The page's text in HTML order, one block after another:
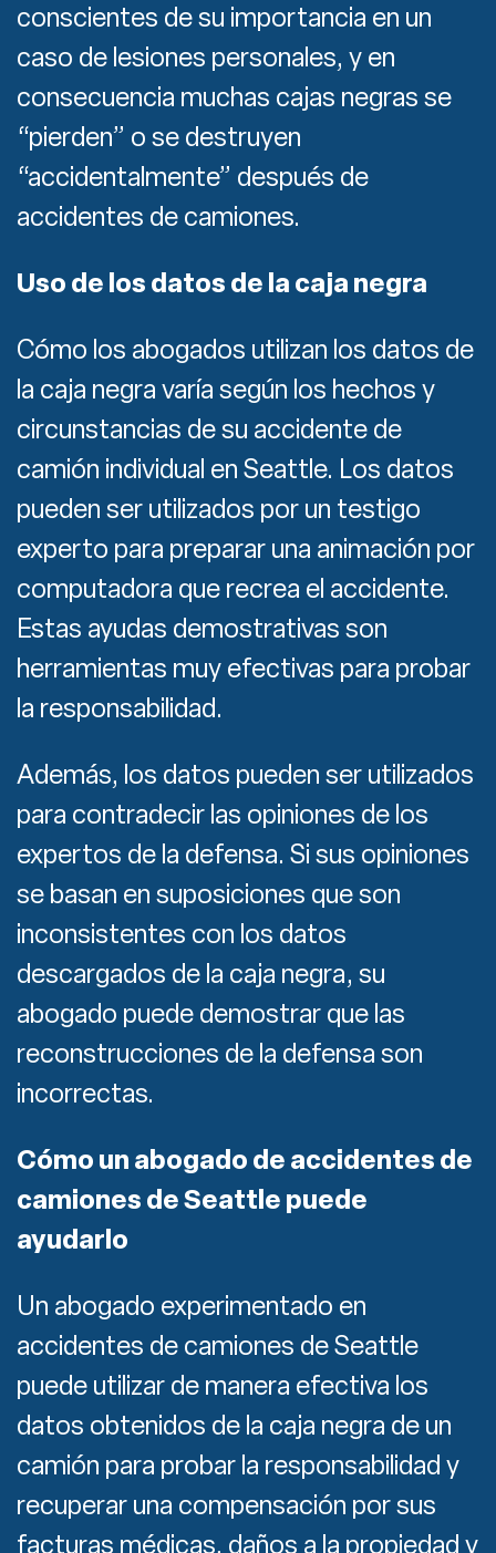
conscientes de su importancia en un
caso de lesiones personales, y en
consecuencia muchas cajas negras se
“pierden” o se destruyen
“accidentalmente” después de
accidentes de camiones.
Uso de los datos de la caja negra
Cómo los abogados utilizan los datos de
la caja negra varía según los hechos y
circunstancias de su accidente de
camión individual en Seattle. Los datos
pueden ser utilizados por un testigo
experto para preparar una animación por
computadora que recrea el accidente.
Estas ayudas demostrativas son
herramientas muy efectivas para probar
la responsabilidad.
Además, los datos pueden ser utilizados
para contradecir las opiniones de los
expertos de la defensa. Si sus opiniones
se basan en suposiciones que son
inconsistentes con los datos
descargados de la caja negra, su
abogado puede demostrar que las
reconstrucciones de la defensa son
incorrectas.
Cómo un abogado de accidentes de
camiones de Seattle puede
ayudarlo
Un abogado experimentado en
accidentes de camiones de Seattle
puede utilizar de manera efectiva los
datos obtenidos de la caja negra de un
camión para probar la responsabilidad y
recuperar una compensación por sus
facturas médicas, daños a la propiedad y